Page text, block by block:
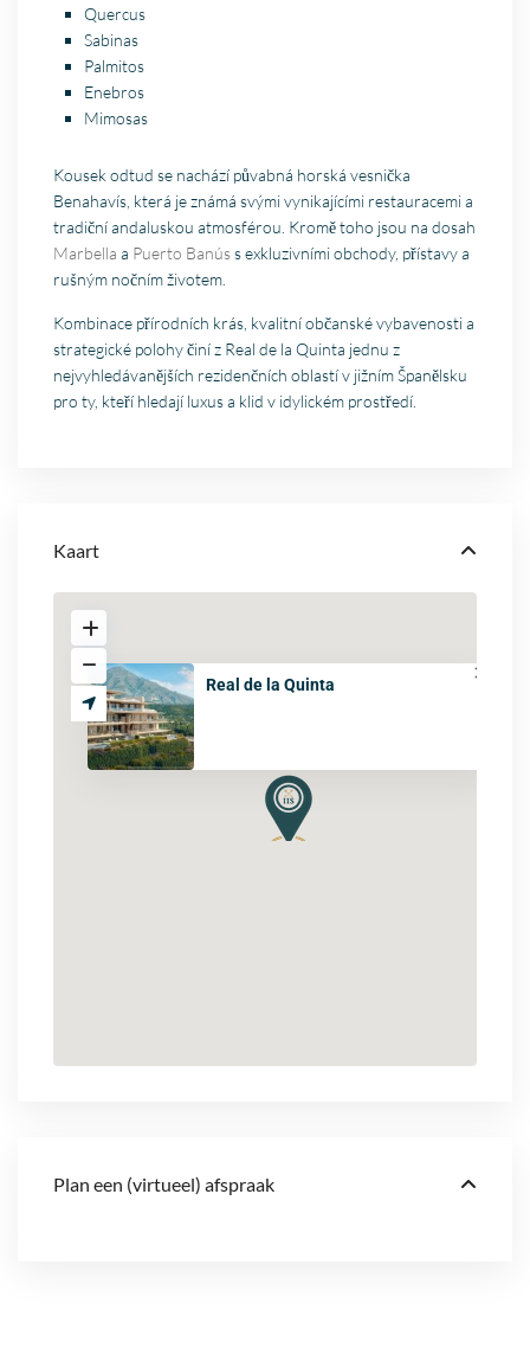
Quercus
Sabinas
Palmitos
Enebros
Mimosas
Kousek odtud se nachází půvabná horská vesnička
Benahavís, která je známá svými vynikajícími restauracemi a
tradiční andaluskou atmosférou. Kromě toho jsou na dosah
Marbella a Puerto Banúss exkluzivními obchody, přístavy a
rušným nočním životem.
Kombinace přírodních krás, kvalitní občanské vybavenosti a
strategické polohy činí z Real de la Quinta jednu z
nejvyhledávanějších rezidenčních oblastí v jižním Španělsku
pro ty, kteří hledají luxus a klid v idylickém prostředí.
Kaart
Real de la Quinta
Plan een (virtueel) afspraak